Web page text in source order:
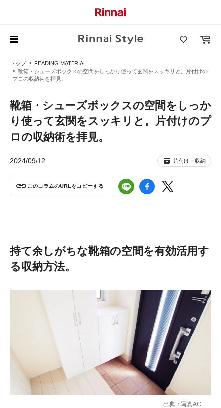
トップ
READING MATERIAL
靴箱・シューズボックスの空間をしっかり使って玄関をスッキリと。片付けの
プロの収納術を拝見。
靴箱・シューズボックスの空間をしっか
り使って玄関をスッキリと。片付けのプ
ロの収納術を拝見。
2024/09/12 片付け・収納
このコラムのURLをコピーする
持て余しがちな靴箱の空間を有効活用す
る収納方法。
出典：写真AC